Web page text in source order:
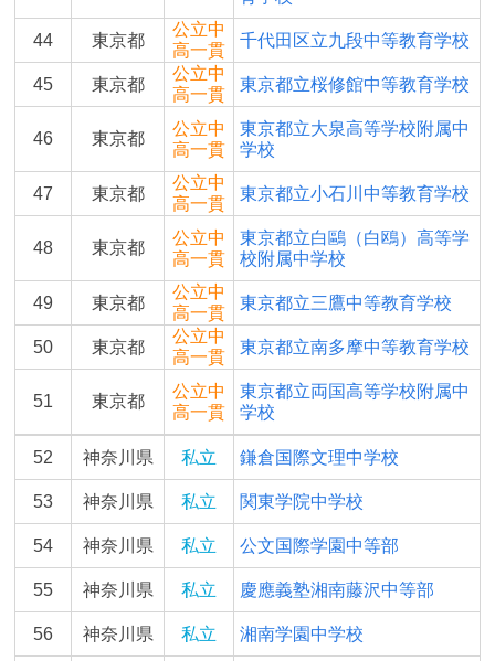
44 東京都
公立中
高一貫
千代田区立九段中等教育学校
45 東京都
公立中
高一貫
東京都立桜修館中等教育学校
46 東京都
公立中
高一貫
東京都立大泉高等学校附属中
学校
47 東京都
公立中
高一貫
東京都立小石川中等教育学校
48 東京都
公立中
高一貫
東京都立白鷗（白鴎）高等学
校附属中学校
49 東京都
公立中
高一貫
東京都立三鷹中等教育学校
50 東京都
公立中
高一貫
東京都立南多摩中等教育学校
51 東京都
公立中
高一貫
東京都立両国高等学校附属中
学校
52 神奈川県 私立 鎌倉国際文理中学校
53 神奈川県 私立 関東学院中学校
54 神奈川県 私立 公文国際学園中等部
55 神奈川県 私立 慶應義塾湘南藤沢中等部
56 神奈川県 私立 湘南学園中学校